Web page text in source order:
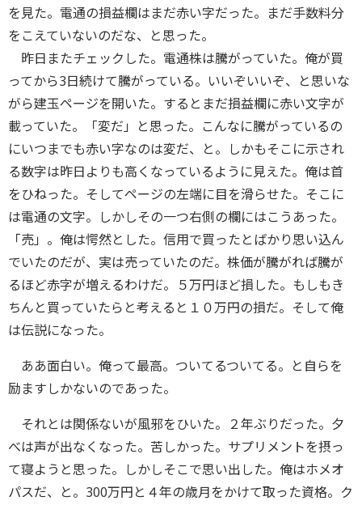
を見た。電通の損益欄はまだ赤い字だった。まだ手数料分
をこえていないのだな、と思った。
昨日またチェックした。電通株は騰がっていた。俺が買
ってから3日続けて騰がっている。いいぞいいぞ、と思いな
がら建玉ページを開いた。するとまだ損益欄に赤い文字が
載っていた。「変だ」と思った。こんなに騰がっているの
にいつまでも赤い字なのは変だ、と。しかもそこに示され
る数字は昨日よりも高くなっているように見えた。俺は首
をひねった。そしてページの左端に目を滑らせた。そこに
は電通の文字。しかしその一つ右側の欄にはこうあった。
「売」。俺は愕然とした。信用で買ったとばかり思い込ん
でいたのだが、実は売っていたのだ。株価が騰がれば騰が
るほど赤字が増えるわけだ。５万円ほど損した。もしもき
ちんと買っていたらと考えると１０万円の損だ。そして俺
は伝説になった。
ああ面白い。俺って最高。ついてるついてる。と自らを
励ますしかないのであった。
それとは関係ないが風邪をひいた。２年ぶりだった。夕
べは声が出なくなった。苦しかった。サプリメントを摂っ
て寝ようと思った。しかしそこで思い出した。俺はホメオ
パスだ、と。300万円と４年の歳月をかけて取った資格。ク